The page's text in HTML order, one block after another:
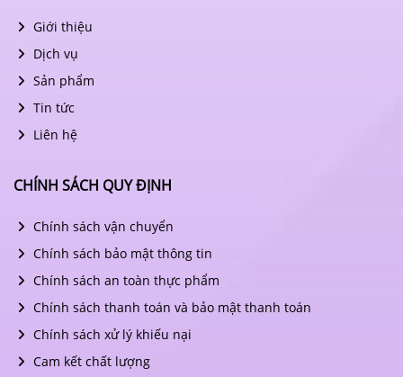
Giới thiệu
Dịch vụ
Sản phẩm
Tin tức
Liên hệ
CHÍNH SÁCH QUY ĐỊNH
Chính sách vận chuyển
Chính sách bảo mật thông tin
Chính sách an toàn thực phẩm
Chính sách thanh toán và bảo mật thanh toán
Chính sách xử lý khiếu nại
Cam kết chất lượng